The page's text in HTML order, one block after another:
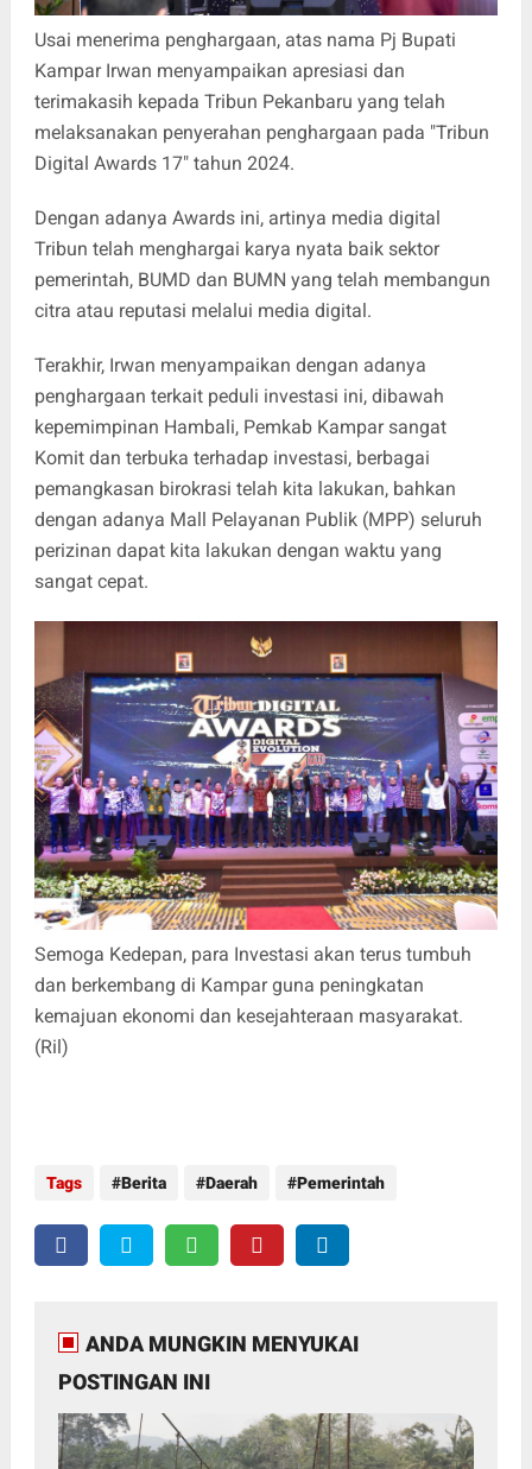
Usai menerima penghargaan, atas nama Pj Bupati
Kampar Irwan menyampaikan apresiasi dan
terimakasih kepada Tribun Pekanbaru yang telah
melaksanakan penyerahan penghargaan pada "Tribun
Digital Awards 17" tahun 2024.
Dengan adanya Awards ini, artinya media digital
Tribun telah menghargai karya nyata baik sektor
pemerintah, BUMD dan BUMN yang telah membangun
citra atau reputasi melalui media digital.
Terakhir, Irwan menyampaikan dengan adanya
penghargaan terkait peduli investasi ini, dibawah
kepemimpinan Hambali, Pemkab Kampar sangat
Komit dan terbuka terhadap investasi, berbagai
pemangkasan birokrasi telah kita lakukan, bahkan
dengan adanya Mall Pelayanan Publik (MPP) seluruh
perizinan dapat kita lakukan dengan waktu yang
sangat cepat.
Semoga Kedepan, para Investasi akan terus tumbuh
dan berkembang di Kampar guna peningkatan
kemajuan ekonomi dan kesejahteraan masyarakat.
(Ril)